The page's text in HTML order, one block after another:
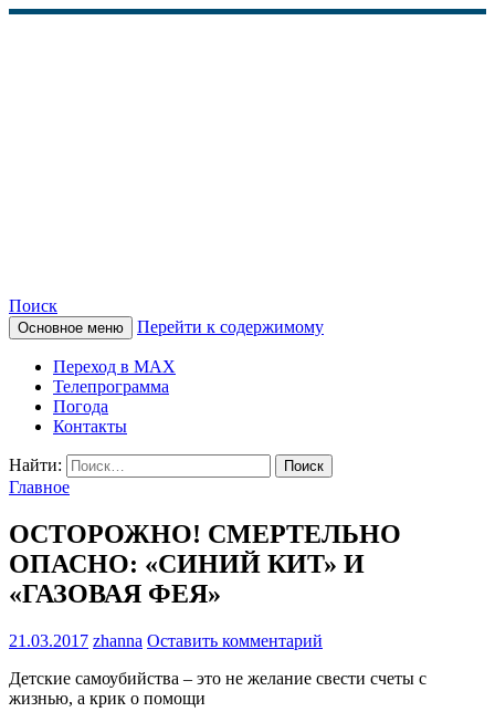
КАМЧАТСКОЕ
ИНФОРМАЦИОННОЕ
АГЕНТСТВО (КИА
«ВЕСТИ»)
Поиск
Основное меню Перейти к содержимому
Переход в MAX
Телепрограмма
Погода
Контакты
Найти:
Главное
ОСТОРОЖНО! СМЕРТЕЛЬНО
ОПАСНО: «СИНИЙ КИТ» И
«ГАЗОВАЯ ФЕЯ»
21.03.2017 zhanna Оставить комментарий
Детские самоубийства – это не желание свести счеты с
жизнью, а крик о помощи